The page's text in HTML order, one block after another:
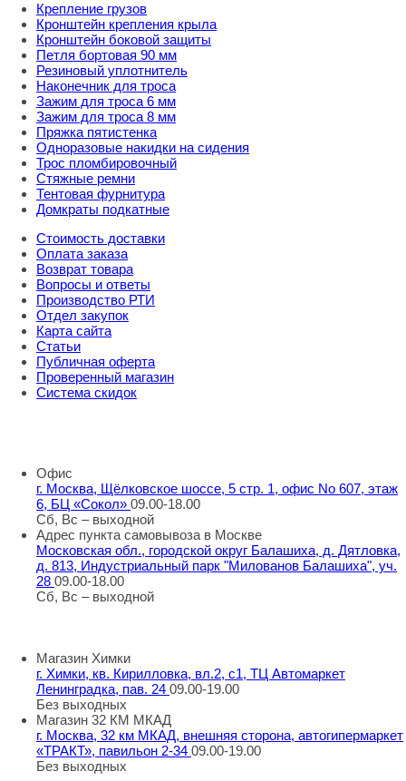
Крепление грузов
Кронштейн крепления крыла
Кронштейн боковой защиты
Петля бортовая 90 мм
Резиновый уплотнитель
Наконечник для троса
Зажим для троса 6 мм
Зажим для троса 8 мм
Пряжка пятистенка
Одноразовые накидки на сидения
Трос пломбировочный
Стяжные ремни
Тентовая фурнитура
Домкраты подкатные
Стоимость доставки
Оплата заказа
Возврат товара
Вопросы и ответы
Производство РТИ
Отдел закупок
Карта сайта
Статьи
Публичная оферта
Проверенный магазин
Система скидок
Офис
г. Москва, Щёлковское шоссе, 5 стр. 1, офис No 607, этаж
6, БЦ «Сокол» 09.00-18.00
Сб, Вс – выходной
Адрес пункта самовывоза в Москве
Московская обл., городской округ Балашиха, д. Дятловка,
д. 813, Индустриальный парк "Милованов Балашиха", уч.
28 09.00-18.00
Сб, Вс – выходной
Магазин Химки
г. Химки, кв. Кирилловка, вл.2, с1, ТЦ Автомаркет
Ленинградка, пав. 24 09.00-19.00
Без выходных
Магазин 32 КМ МКАД
г. Москва, 32 км МКАД, внешняя сторона, автогипермаркет
«ТРАКТ», павильон 2-34 09.00-19.00
Без выходных